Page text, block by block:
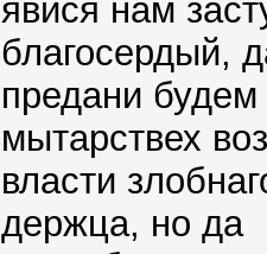
явися нам
благосердый,
предани будем
мытарствех
власти
держца, но да